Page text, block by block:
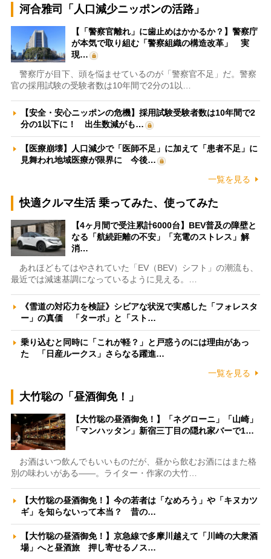
河合雅司「人口減少ニッポンの活路」
【「警察官離れ」に歯止めはかかるか？】警察庁
が本気で取り組む「警察組織の構造改革」 実
現…
警察庁が目下、頭を悩ませているのが「警察官不足」だ。警察
官の採用試験の受験者数は10年間で2分の1以…
【安全・安心ニッポンの危機】採用試験受験者数は10年間で2
分の1以下に！ 出生数減がも…
【医療崩壊】人口減少で「医師不足」に加えて「患者不足」に
見舞われ地域医療が限界に 今後…
一覧を見る
快適クルマ生活 乗ってみた、使ってみた
【4ヶ月間で受注累計6000台】BEV普及の障壁と
なる「航続距離の不安」「充電のストレス」解
消…
あれほどもてはやされていた「EV（BEV）シフト」の潮流も、
最近では減速基調になっているように見える。…
《雪道の対応力を検証》シビアな状況で実感した「フォレスタ
ー」の真価 「ターボ」と「スト…
乗り込むと同時に「これが軽？」と戸惑うのには理由があっ
た 「日産ルークス」さらなる躍進…
一覧を見る
大竹聡の「昼酒御免！」
【大竹聡の昼酒御免！】「ネグローニ」「山崎」
「マンハッタン」新宿三丁目の隠れ家バーで1…
お酒はいつ飲んでもいいものだが、昼から飲むお酒にはまた格
別の味わいがある――。ライター・作家の大竹…
【大竹聡の昼酒御免！】今の若者は「なめろう」や「キヌカツ
ギ」を知らないって本当？ 昔の…
【大竹聡の昼酒御免！】京急線で多摩川越えて「川崎の大衆酒
場」へと昼酒旅 押し寄せるノス…